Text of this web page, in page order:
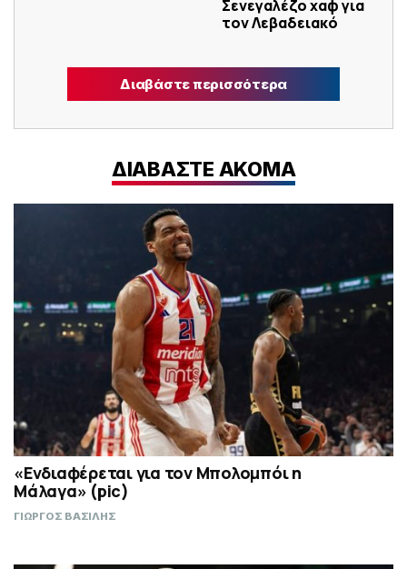
Σενεγαλέζο χαφ για
τον Λεβαδειακό
Διαβάστε περισσότερα
ΔΙΑΒΑΣΤΕ ΑΚΟΜΑ
«Ενδιαφέρεται για τον Μπολομπόι η
Μάλαγα» (pic)
ΓΙΩΡΓΟΣ ΒΑΣΙΛΗΣ